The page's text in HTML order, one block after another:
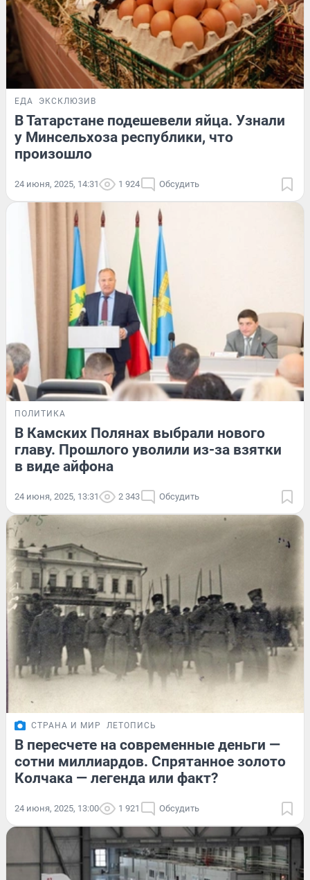
ЕДА ЭКСКЛЮЗИВ
В Татарстане подешевели яйца. Узнали
у Минсельхоза республики, что
произошло
24 июня, 2025, 14:31 1 924 Обсудить
ПОЛИТИКА
В Камских Полянах выбрали нового
главу. Прошлого уволили из-за взятки
в виде айфона
24 июня, 2025, 13:31 2 343 Обсудить
СТРАНА И МИР ЛЕТОПИСЬ
В пересчете на современные деньги —
сотни миллиардов. Спрятанное золото
Колчака — легенда или факт?
24 июня, 2025, 13:00 1 921 Обсудить